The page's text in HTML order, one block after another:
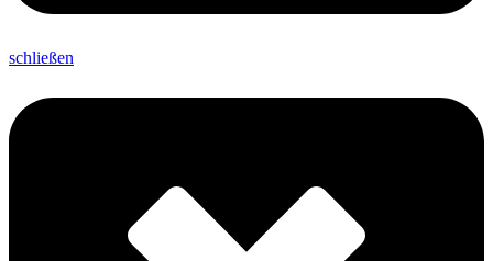
schließen